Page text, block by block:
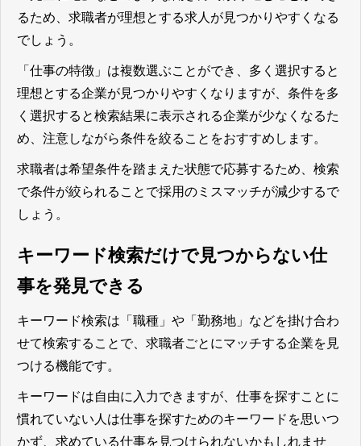
るため、求職者が理想とする求人が見つかりやすくなる
でしょう。
「仕事の特徴」は複数選ぶことができ、多く選択すると
理想とする企業が見つかりやすくなりますが、条件を多
く選択すると検索結果に表示される企業が少なくなるた
め、注意しながら条件を絞ることをおすすめします。
求職者は希望条件を踏まえた状態で応募するため、検索
で条件が絞られることで採用のミスマッチが減少するで
しょう。
キーワード検索だけで見つからない仕
事を発見できる
キーワード検索は「職種」や「勤務地」などを掛け合わ
せて検索することで、求職者ごとにマッチする企業を見
つける機能です。
キーワードは自由に入力できますが、仕事を探すことに
慣れていない人は仕事を探すためのキーワードを思いつ
かず、求めている仕事を見つけられないかもしれませ